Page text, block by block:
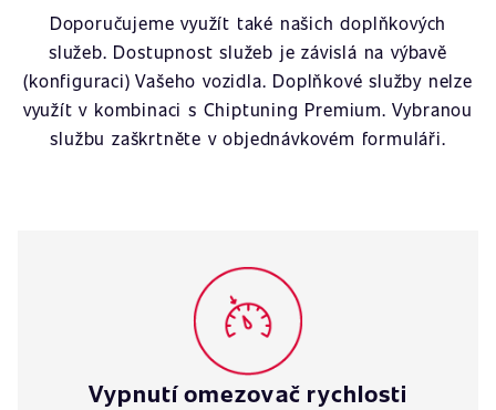
Doporučujeme využít také našich doplňkových
služeb. Dostupnost služeb je závislá na výbavě
(konfiguraci) Vašeho vozidla. Doplňkové služby nelze
využít v kombinaci s Chiptuning Premium. Vybranou
službu zaškrtněte v objednávkovém formuláři.
Vypnutí omezovač rychlosti